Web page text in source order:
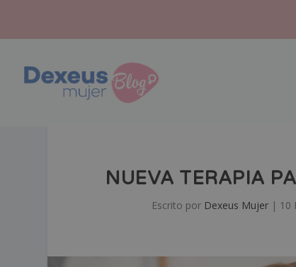
NUEVA TERAPIA
Escrito por Dexeus Mujer | 10